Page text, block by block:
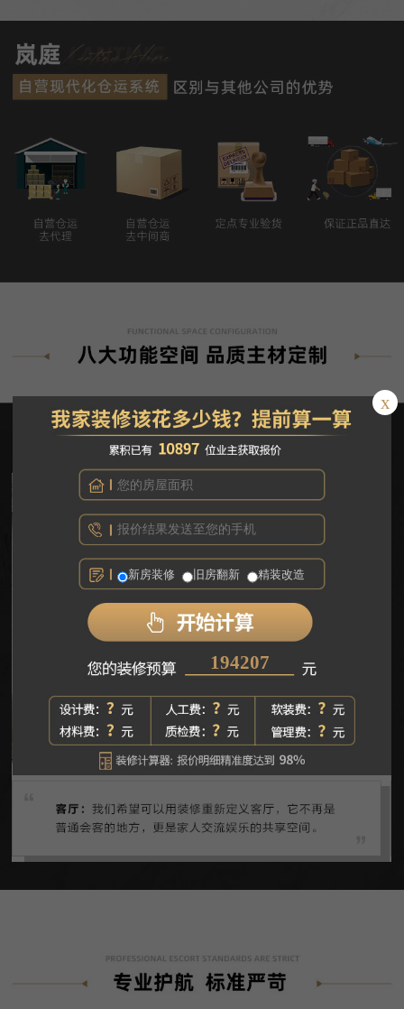
餐厅 厨房 卫生间 阳台 书房 衣帽间
x
新房装修 旧房翻新 精装改造
269647